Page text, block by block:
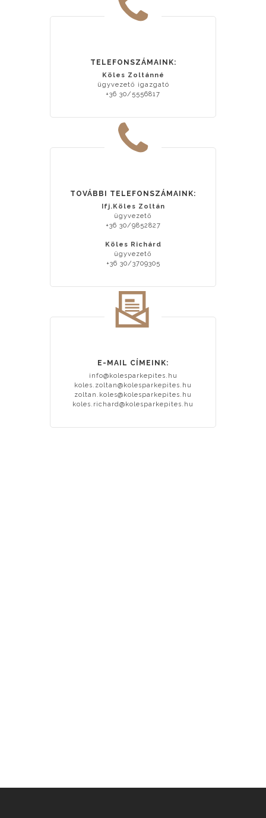
TELEFONSZÁMAINK:
Köles Zoltánné
ügyvezető igazgató
+36 30/5556817
TOVÁBBI TELEFONSZÁMAINK:
Ifj.Köles Zoltán
ügyvezető
+36 30/9852827
Köles Richárd
ügyvezető
+36 30/3709305
E-MAIL CÍMEINK:
info@kolesparkepites.hu
koles.zoltan@kolesparkepites.hu
zoltan.koles@kolesparkepites.hu
koles.richard@kolesparkepites.hu